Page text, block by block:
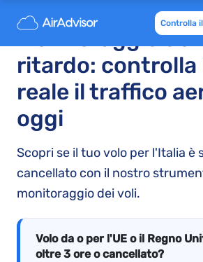
Controlla
Monitoraggio dei
ritardo: controlla
reale il traffico
oggi
Scopri se il tuo volo per l'Italia
cancellato con il nostro
monitoraggio dei voli.
Volo da o per l'UE o il Regno
oltre 3 ore o cancellato?